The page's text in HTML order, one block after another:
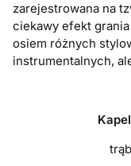
zarejestrowana na
ciekawy efekt
osiem różnych
instrumentalnych,